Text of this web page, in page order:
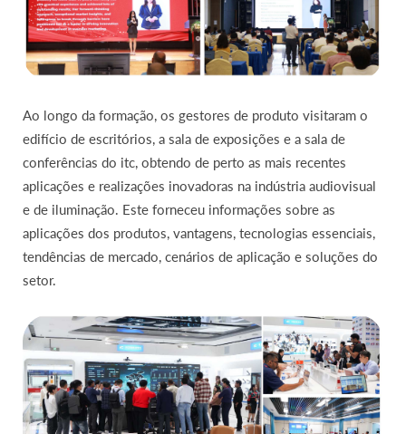
Ao longo da formação, os gestores de produto visitaram o
edifício de escritórios, a sala de exposições e a sala de
conferências do itc, obtendo de perto as mais recentes
aplicações e realizações inovadoras na indústria audiovisual
e de iluminação. Este forneceu informações sobre as
aplicações dos produtos, vantagens, tecnologias essenciais,
tendências de mercado, cenários de aplicação e soluções do
setor.